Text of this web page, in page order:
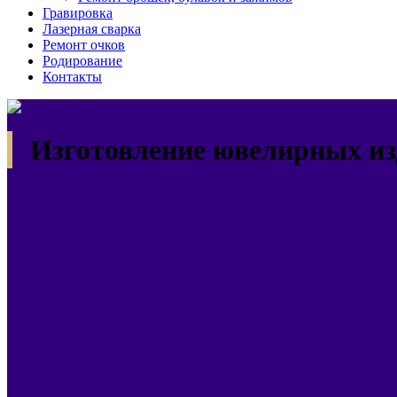
Гравировка
Лазерная сварка
Ремонт очков
Родирование
Контакты
Изготовление ювелирных